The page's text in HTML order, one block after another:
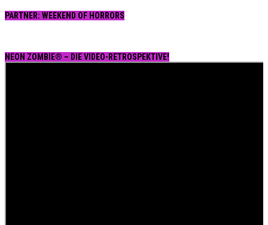
PARTNER: WEEKEND OF HORRORS
NEON ZOMBIE® – DIE VIDEO-RETROSPEKTIVE!